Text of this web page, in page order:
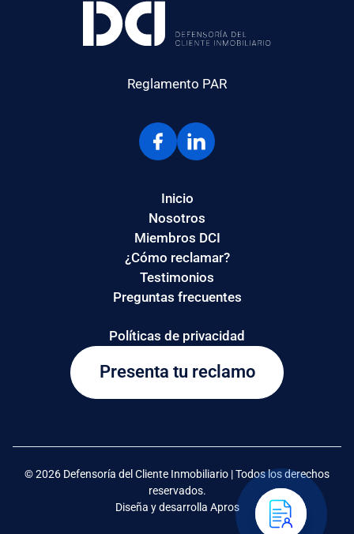
Reglamento PAR
Presenta tu reclamo
Inicio
Nosotros
Miembros DCI
¿Cómo reclamar?
Testimonios
Preguntas frecuentes
Políticas de privacidad
© 2026 Defensoría del Cliente Inmobiliario | Todos los derechos
reservados.
Diseña y desarrolla Apros